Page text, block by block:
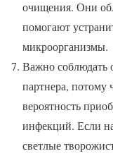
очищения. Они
помогают
микроорганизмы.
Важно соблюдать
партнера, потому
вероятность
инфекций. Если
светлые